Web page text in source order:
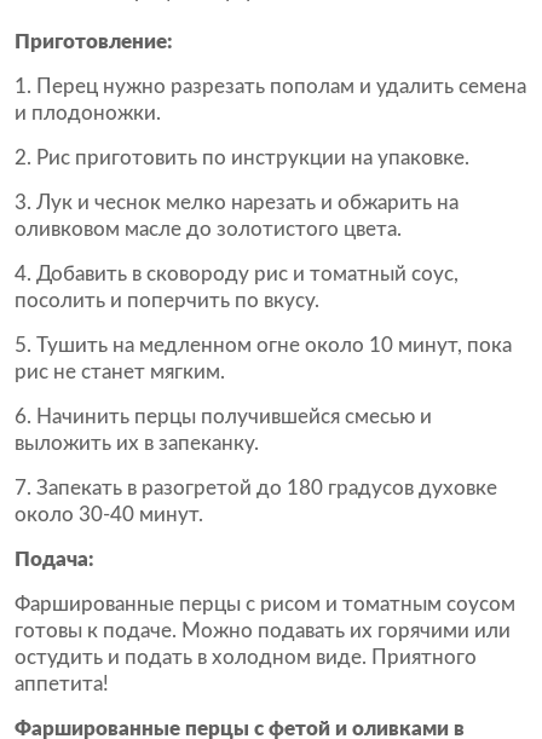
Приготовление:
Перец нужно разрезать пополам и удалить семена
и плодоножки.
Рис приготовить по инструкции на упаковке.
Лук и чеснок мелко нарезать и обжарить на
оливковом масле до золотистого цвета.
Добавить в сковороду рис и томатный соус,
посолить и поперчить по вкусу.
Тушить на медленном огне около 10 минут, пока
рис не станет мягким.
Начинить перцы получившейся смесью и
выложить их в запеканку.
Запекать в разогретой до 180 градусов духовке
около 30-40 минут.
Подача:
Фаршированные перцы с рисом и томатным соусом
готовы к подаче. Можно подавать их горячими или
остудить и подать в холодном виде. Приятного
аппетита!
Фаршированные перцы с фетой и оливками в